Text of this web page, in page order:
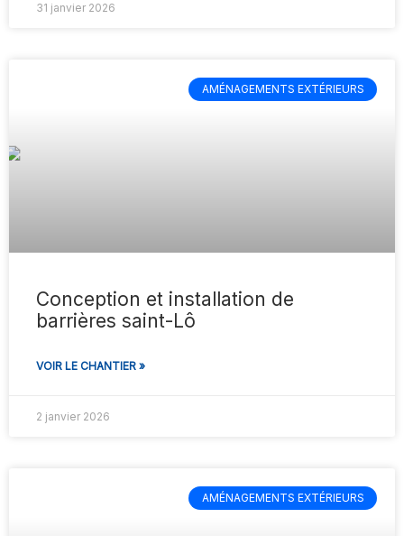
31 janvier 2026
AMÉNAGEMENTS EXTÉRIEURS
Conception et installation de
barrières saint-Lô
VOIR LE CHANTIER »
2 janvier 2026
AMÉNAGEMENTS EXTÉRIEURS